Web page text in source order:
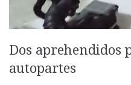
Dos aprehendidos
autopartes